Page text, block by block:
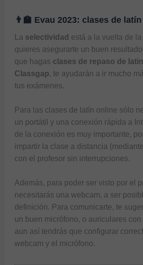
👨‍🏫 Evau 2023: clases de
La selectividad está a la vuelta de
quieres asegurarte un buen
que hagas clases de repaso de
Classgap, te ayudarán a ir mucho
tus exámenes.
Para las clases de latín online sólo
un portátil y una conexión rápida a
de la conexión es muy importante,
impartir la clase a distancia
con el profesor sin interrupciones.
Además, para poder ser visto por el
necesitarás una webcam, a ser
definición. Para comunicarte, te
un buen micrófono, o auriculares con
aun así tendrás que configurar
webcam y el micrófono.